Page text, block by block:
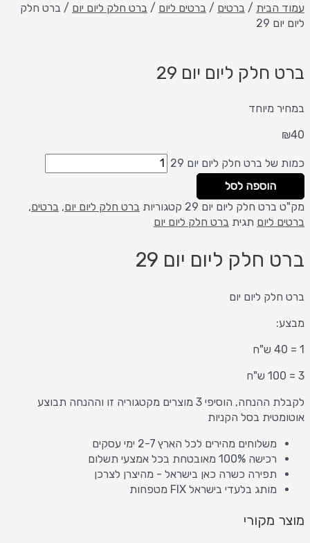
עמוד הבית / ברטים / ברטים ליום / ברט חלק ליום יום / ברט חלק
ליום יום 29
ברט חלק ליום יום 29
במחיר מיוחד
₪40
כמות של ברט חלק ליום יום 29
הוספה לסל
מק"ט ברט חלק ליום יום 29 קטגוריות ברט חלק ליום יום, ברטים,
ברטים ליום תגית ברט חלק ליום יום
ברט חלק ליום יום 29
ברט חלק ליום יום
מבצע:
1 = 40 ש"ח
3 = 100 ש"ח
לקבלת ההנחה, הוסיפי 3 מוצרים מקטגוריה זו וההנחה תבוצע
אוטומטית בסל הקניות
משלוחים מהירים לכל הארץ 2-7 ימי עסקים
רכישה 100% מאובטחת בכל אמצעי תשלום
תפירה כשרה כאן בישראל - מהיצרן לצרכן
מותג בלעדי בישראל FIX מטפחות
מוצר מקורי